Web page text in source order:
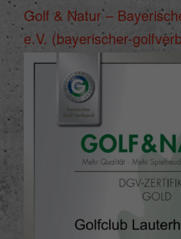
Golf & Natur –
e.V. (bayerischer-